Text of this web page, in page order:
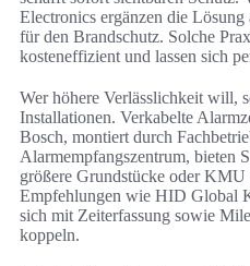
Electronics ergänzen die Lösung
für den Brandschutz. Solche
kosteneffizient und lassen sich
Wer höhere Verlässlichkeit will,
Installationen. Verkabelte
Bosch, montiert durch
Alarmempfangszentrum, bieten
größere Grundstücke oder
Empfehlungen wie HID Global
sich mit Zeiterfassung sowie
koppeln.